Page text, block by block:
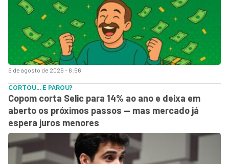
6 de agosto de 2026 - 6:56
CORTOU... E PAROU?
Copom corta Selic para 14% ao ano e deixa em
aberto os próximos passos — mas mercado já
espera juros menores